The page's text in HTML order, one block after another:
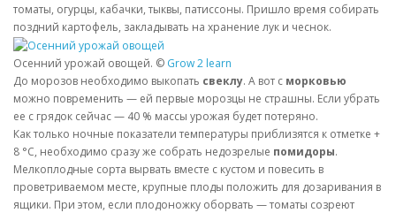
томаты, огурцы, кабачки, тыквы, патиссоны. Пришло время собирать
поздний картофель, закладывать на хранение лук и чеснок.
Осенний урожай овощей. © Grow 2 learn
До морозов необходимо выкопать свеклу. А вот с морковью
можно повременить — ей первые морозцы не страшны. Если убрать
ее с грядок сейчас — 40 % массы урожая будет потеряно.
Как только ночные показатели температуры приблизятся к отметке +
8 °C, необходимо сразу же собрать недозрелые помидоры.
Мелкоплодные сорта вырвать вместе с кустом и повесить в
проветриваемом месте, крупные плоды положить для дозаривания в
ящики. При этом, если плодоножку оборвать — томаты созреют